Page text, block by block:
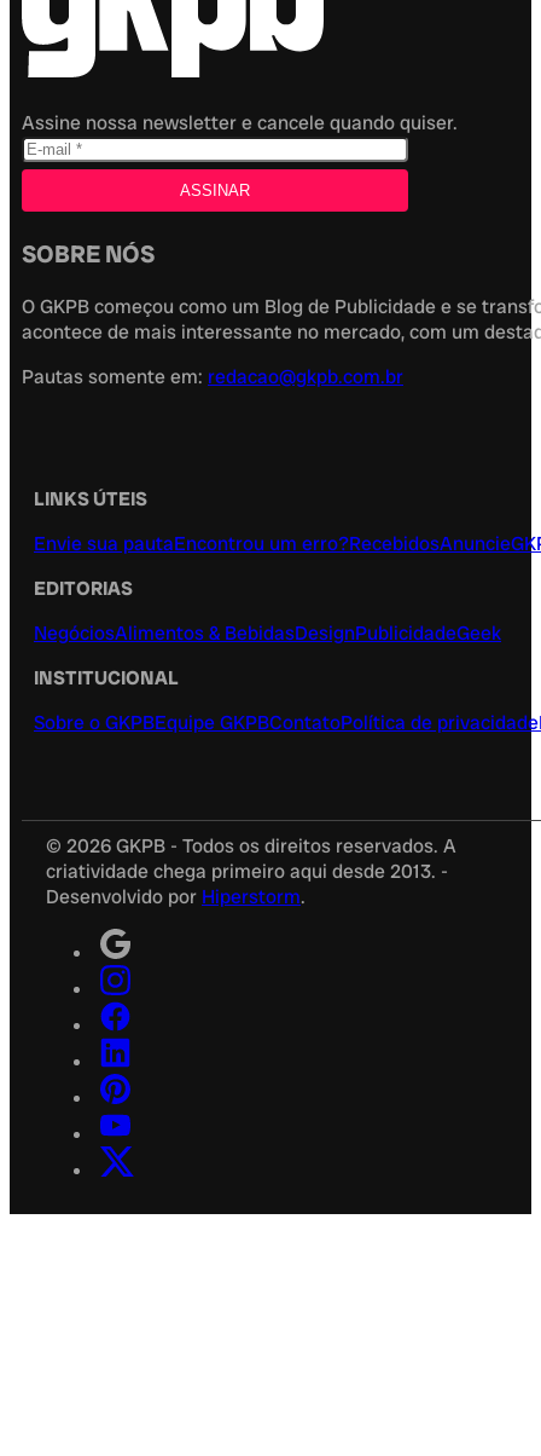
Assine nossa newsletter e cancele quando quiser.
SOBRE NÓS
O GKPB começou como um Blog de Publicidade e se
acontece de mais interessante no mercado, com um
Pautas somente em: redacao@gkpb.com.br
LINKS ÚTEIS
Envie sua pautaEncontrou um erro?RecebidosAnuncie
EDITORIAS
NegóciosAlimentos & BebidasDesignPublicidadeGeek
INSTITUCIONAL
Sobre o GKPBEquipe GKPBContatoPolítica de privacidade
© 2026 GKPB - Todos os direitos reservados. A
criatividade chega primeiro aqui desde 2013. -
Desenvolvido por Hiperstorm.